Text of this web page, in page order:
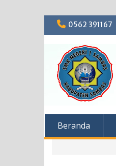
Skip
0562 391167
Beranda